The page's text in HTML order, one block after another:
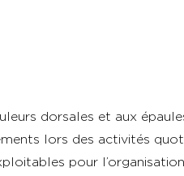
dorsales et aux
lors des activités
pour